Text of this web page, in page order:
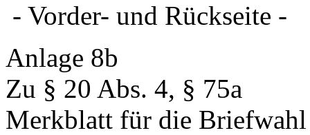
- Vorder- und Rückseite -
Anlage 8b
Zu § 20 Abs. 4, § 75a
Merkblatt für die